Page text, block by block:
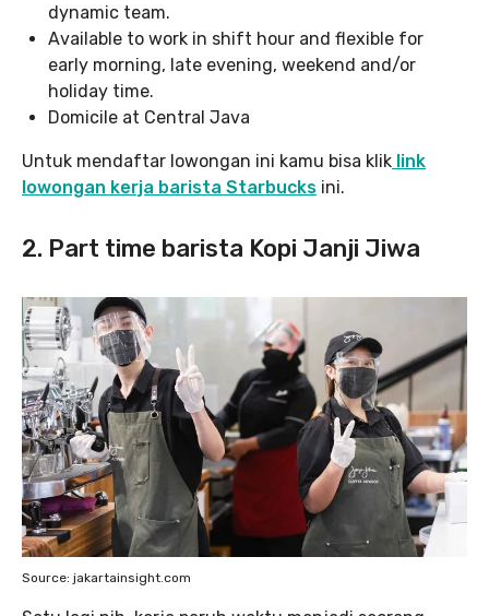
dynamic team.
Available to work in shift hour and flexible for
early morning, late evening, weekend and/or
holiday time.
Domicile at Central Java
Untuk mendaftar lowongan ini kamu bisa klik link
lowongan kerja barista Starbucks ini.
2. Part time barista Kopi Janji Jiwa
Source: jakartainsight.com